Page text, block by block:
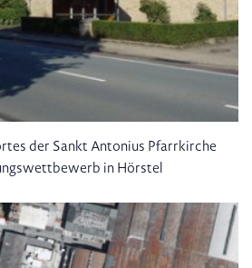
der Sankt Antonius Pfarrkirche
in Hörstel